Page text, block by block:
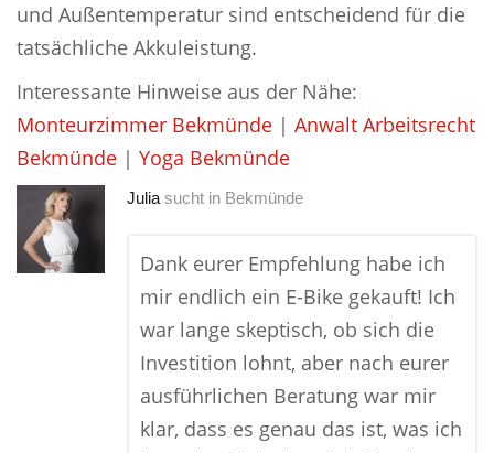
und Außentemperatur sind entscheidend für die
tatsächliche Akkuleistung.
Interessante Hinweise aus der Nähe:
Monteurzimmer Bekmünde | Anwalt Arbeitsrecht
Bekmünde | Yoga Bekmünde
Julia sucht in Bekmünde
Dank eurer Empfehlung habe ich
mir endlich ein E-Bike gekauft! Ich
war lange skeptisch, ob sich die
Investition lohnt, aber nach eurer
ausführlichen Beratung war mir
klar, dass es genau das ist, was ich